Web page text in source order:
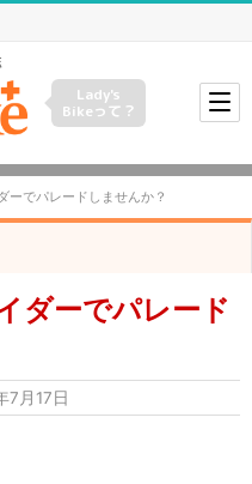
Lady's
Bikeって？
ーでパレードしませんか？
ダーでパレード
7月17日